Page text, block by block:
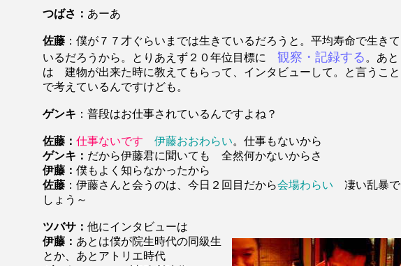
つばさ： あーあ
佐藤 ：僕が７７才ぐらいまでは生きているだろうと。平均寿命で生きて
いるだろうから。とりあえず２０年位目標に 観察・記録する 。あと
は 建物が出来た時に教えてもらって、インタビューして。と言うこと
で考えているんですけども。
ゲンキ ：普段はお仕事されているんですよね？
佐藤： 仕事ないです 伊藤おおわらい。仕事もないから
ゲンキ： だから伊藤君に聞いても 全然何かないからさ
伊藤： 僕もよく知らなかったから
佐藤 ：伊藤さんと会うのは、今日２回目だから会場わらい 凄い乱暴で
しょう～
ツバサ： 他にインタビューは
伊藤： あとは僕が院生時代の同級生
とか、あとアトリエ時代